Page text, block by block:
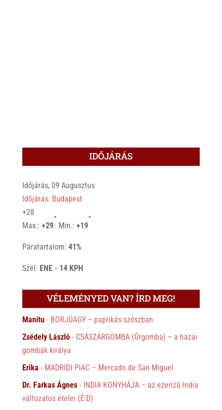
IDŐJÁRÁS
Időjárás, 09 Augusztus
Időjárás: Budapest
+28
Max.: +29
°
Min.: +19
°
Páratartalom: 41%
Szél: ENE - 14 KPH
VÉLEMÉNYED VAN? ÍRD MEG!
Manitu- BORJÚAGY – paprikás szószban
Zsédely László- CSÁSZÁRGOMBA (Úrgomba) – a hazai
gombák királya
Erika - MADRIDI PIAC – Mercado de San Miguel
Dr. Farkas Ágnes- INDIA KONYHÁJA – az ezerízű India
változatos ételei (É-D)